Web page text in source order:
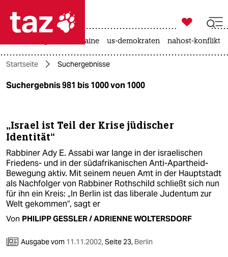
 taz zahl ich
taz zahl ich
themen
öko
gesellschaft
kultur
sport

taz zahl ich
krieg in der ukraine us-demokraten nahost-konflikt
Startseite Suchergebnisse
Suchergebnis 981 bis 1000 von 1000
„Israel ist Teil der Krise jüdischer
Identität“
Rabbiner Ady E. Assabi war lange in der israelischen
Friedens- und in der südafrikanischen Anti-Apartheid-
Bewegung aktiv. Mit seinem neuen Amt in der Hauptstadt
als Nachfolger von Rabbiner Rothschild schließt sich nun
für ihn ein Kreis: „In Berlin ist das liberale Judentum zur
Welt gekommen“, sagt er
Von PHILIPP GESSLER / ADRIENNE WOLTERSDORF
Ausgabe vom 11.11.2002,Seite 23, Berlin